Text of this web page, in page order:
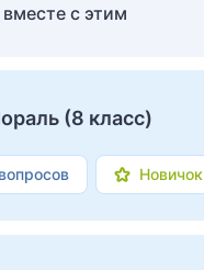
с этим
(8 класс)
Новичок